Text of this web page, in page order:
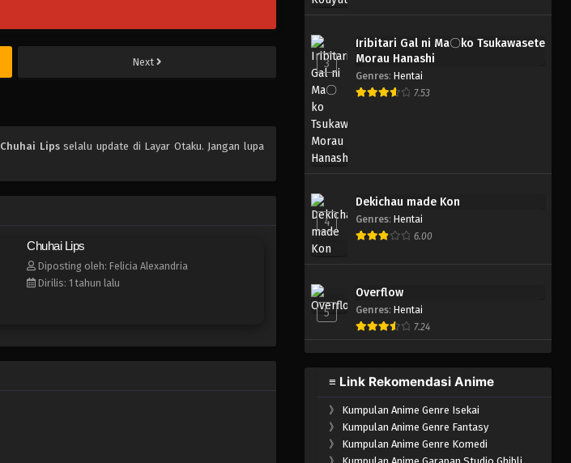
Next
Chuhai Lipsselalu update di Layar Otaku. Jangan lupa
Chuhai Lips
Diposting oleh: Felicia Alexandria
Dirilis: 1 tahun lalu
3
Iribitari Gal ni Ma〇ko Tsukawasete
Morau Hanashi
Genres: Hentai
7.53
4
Dekichau made Kon
Genres: Hentai
6.00
5
Overflow
Genres: Hentai
7.24
≡ Link Rekomendasi Anime
》 Kumpulan Anime Genre Isekai
》 Kumpulan Anime Genre Fantasy
》 Kumpulan Anime Genre Komedi